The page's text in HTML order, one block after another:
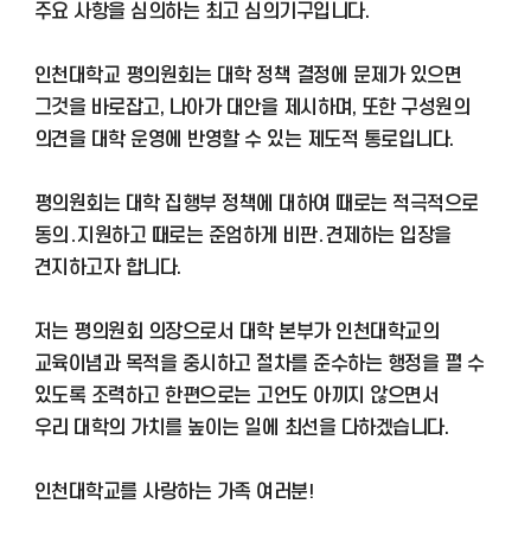
주요 사항을 심의하는 최고 심의기구입니다.
인천대학교 평의원회는 대학 정책 결정에 문제가 있으면
그것을 바로잡고, 나아가 대안을 제시하며, 또한 구성원의
의견을 대학 운영에 반영할 수 있는 제도적 통로입니다.
평의원회는 대학 집행부 정책에 대하여 때로는 적극적으로
동의․지원하고 때로는 준엄하게 비판․견제하는 입장을
견지하고자 합니다.
저는 평의원회 의장으로서 대학 본부가 인천대학교의
교육이념과 목적을 중시하고 절차를 준수하는 행정을 펼 수
있도록 조력하고 한편으로는 고언도 아끼지 않으면서
우리 대학의 가치를 높이는 일에 최선을 다하겠습니다.
인천대학교를 사랑하는 가족 여러분!